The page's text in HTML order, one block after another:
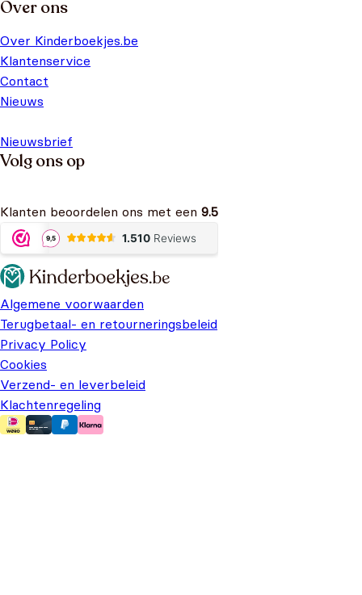
Over ons
Over Kinderboekjes.be
Klantenservice
Contact
Nieuws
Nieuwsbrief
Volg ons op
Klanten beoordelen ons met een 9.5
Algemene voorwaarden
Terugbetaal- en retourneringsbeleid
Privacy Policy
Cookies
Verzend- en leverbeleid
Klachtenregeling